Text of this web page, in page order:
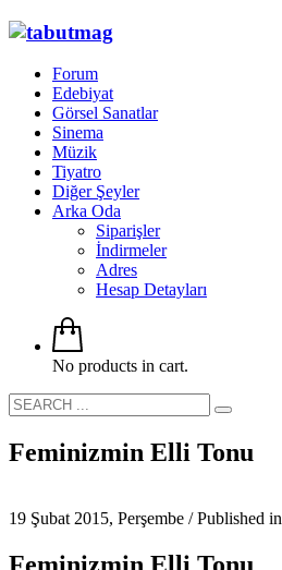
Forum
Edebiyat
Görsel Sanatlar
Sinema
Müzik
Tiyatro
Diğer Şeyler
Arka Oda
Siparişler
İndirmeler
Adres
Hesap Detayları
No products in cart.
Feminizmin Elli Tonu
19 Şubat 2015, Perşembe /Published in